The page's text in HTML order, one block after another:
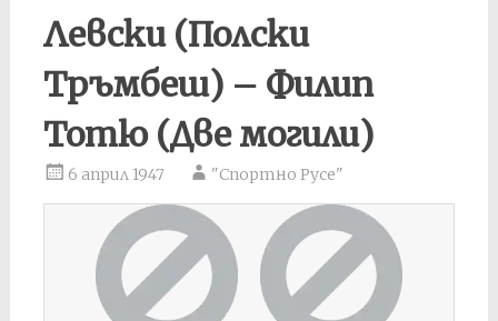
Левски (Полски
Тръмбеш) – Филип
Тотю (Две могили)
6 април 1947 "Спортно Русе"